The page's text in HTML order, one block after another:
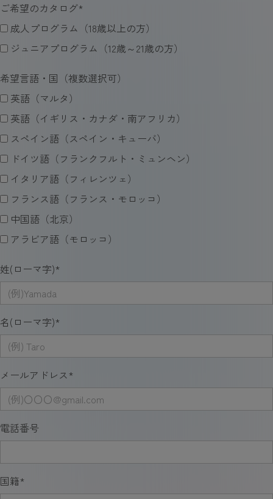
ご希望のカタログ*
成人プログラム（18歳以上の方）
ジュニアプログラム（12歳～21歳の方）
希望言語・国（複数選択可）
英語（マルタ）
英語（イギリス・カナダ・南アフリカ）
スペイン語（スペイン・キューバ）
ドイツ語（フランクフルト・ミュンヘン）
イタリア語（フィレンツェ）
フランス語（フランス・モロッコ）
中国語（北京）
アラビア語（モロッコ）
姓(ローマ字)*
名(ローマ字)*
メールアドレス*
電話番号
国籍*